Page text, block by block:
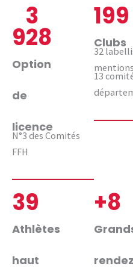
Option
de
licence
3
928
N°3 des Comités
FFH
Clubs
199
32
13
Athlètes
haut
39 +8